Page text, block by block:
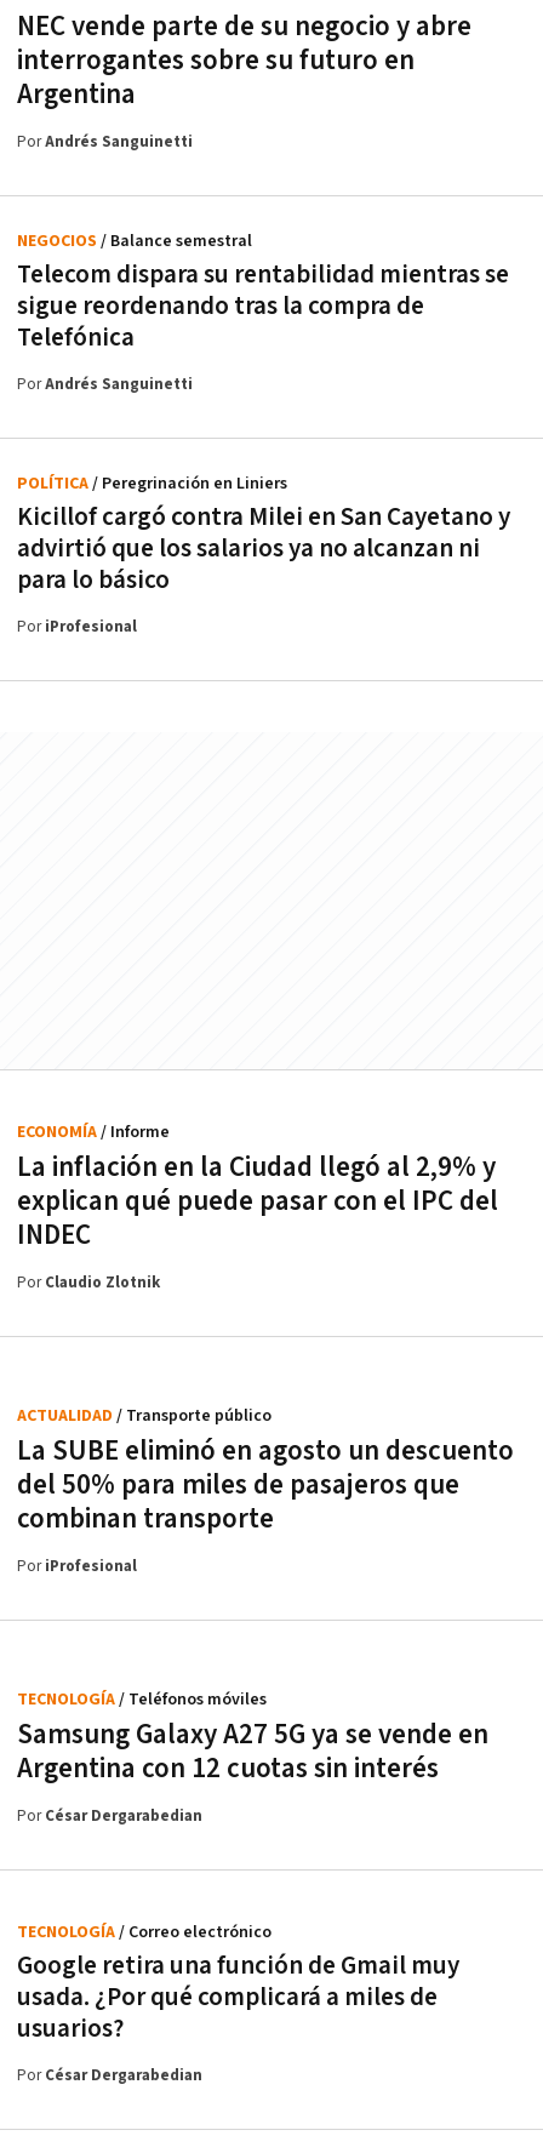
NEC vende parte de su negocio y abre
interrogantes sobre su futuro en
Argentina
PorAndrés Sanguinetti
Telecom dispara su rentabilidad mientras se
sigue reordenando tras la compra de
Telefónica
NEGOCIOS / Balance semestral
PorAndrés Sanguinetti
Kicillof cargó contra Milei en San Cayetano y
advirtió que los salarios ya no alcanzan ni
para lo básico
POLÍTICA/ Peregrinación en Liniers
PoriProfesional
La inflación en la Ciudad llegó al 2,9% y
explican qué puede pasar con el IPC del
INDEC
ECONOMÍA/ Informe
PorClaudio Zlotnik
La SUBE eliminó en agosto un descuento
del 50% para miles de pasajeros que
combinan transporte
ACTUALIDAD / Transporte público
PoriProfesional
Samsung Galaxy A27 5G ya se vende en
Argentina con 12 cuotas sin interés
TECNOLOGÍA/ Teléfonos móviles
PorCésar Dergarabedian
Google retira una función de Gmail muy
usada. ¿Por qué complicará a miles de
usuarios?
TECNOLOGÍA/ Correo electrónico
PorCésar Dergarabedian